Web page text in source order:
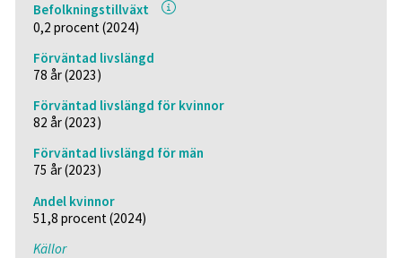
Befolkningstillväxt
0,2 procent (2024)
Förväntad livslängd
78 år (2023)
Förväntad livslängd för kvinnor
82 år (2023)
Förväntad livslängd för män
75 år (2023)
Andel kvinnor
51,8 procent (2024)
Källor